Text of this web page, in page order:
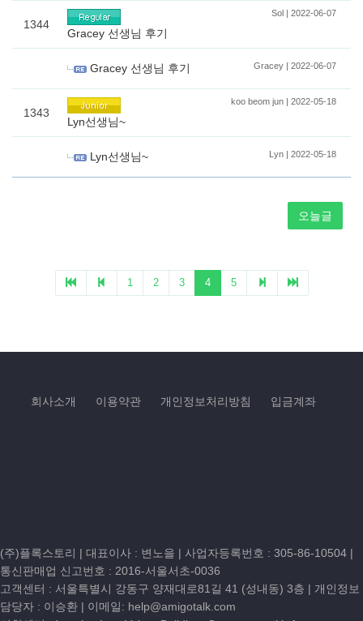
회사소개 이용약관 개인정보처리방침 입금계좌
(주)플록스토리 | 대표이사 : 변노을 | 사업자등록번호 : 305-86-10504 |
통신판매업 신고번호 : 2016-서울서초-0036
고객센터 : 서울특별시 강동구 양재대로81길 41 (성내동) 3층 | 개인정보
담당자 : 이승환 | 이메일: help@amigotalk.com